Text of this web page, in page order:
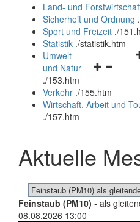
und
schließen
Land- und
Sicherheit und Ordnung .
Sport und Freizeit ./
Statistik ./statistik.htm
und
schließen
Umwelt
und Natur
./153.htm
Verkehr ./155.htm
Wirtschaft, Arbeit und
./157.htm
Aktuelle
Feinstaub (PM10) - als
08.08.2026 13:00